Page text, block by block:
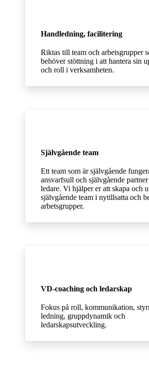
Handledning, facilitering
Riktas till team och arbetsgrupper
behöver stöttning i att hantera sin
och roll i verksamheten.
Självgående team
Ett team som är självgående
ansvarfsull och självgående
ledare. Vi hjälper er att skapa och
självgående team i nytillsatta och
arbetsgrupper.
VD-coaching och ledarskap
Fokus på roll, kommunikation,
ledning, gruppdynamik och
ledarskapsutveckling.